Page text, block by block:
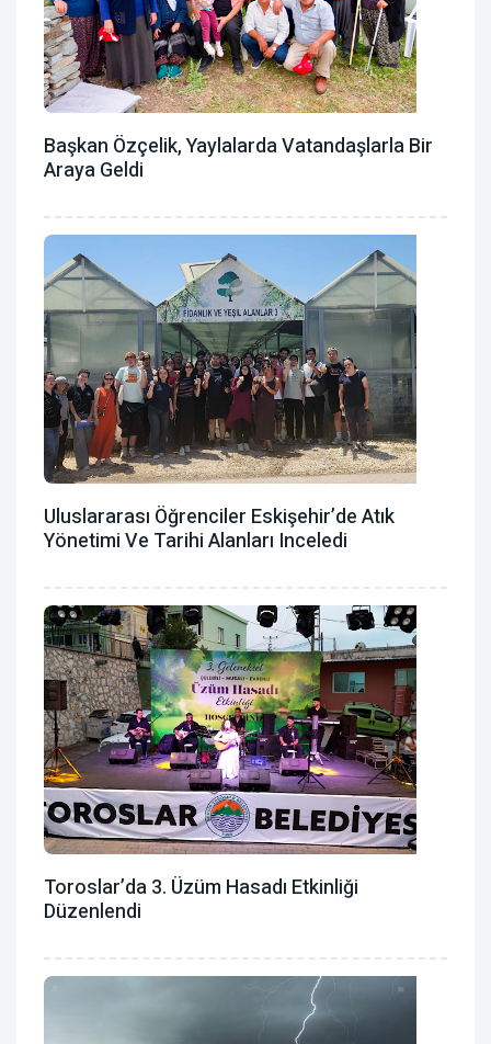
Başkan Özçelik, Yaylalarda Vatandaşlarla Bir
Araya Geldi
Uluslararası Öğrenciler Eskişehir’de Atık
Yönetimi Ve Tarihi Alanları Inceledi
Toroslar’da 3. Üzüm Hasadı Etkinliği
Düzenlendi